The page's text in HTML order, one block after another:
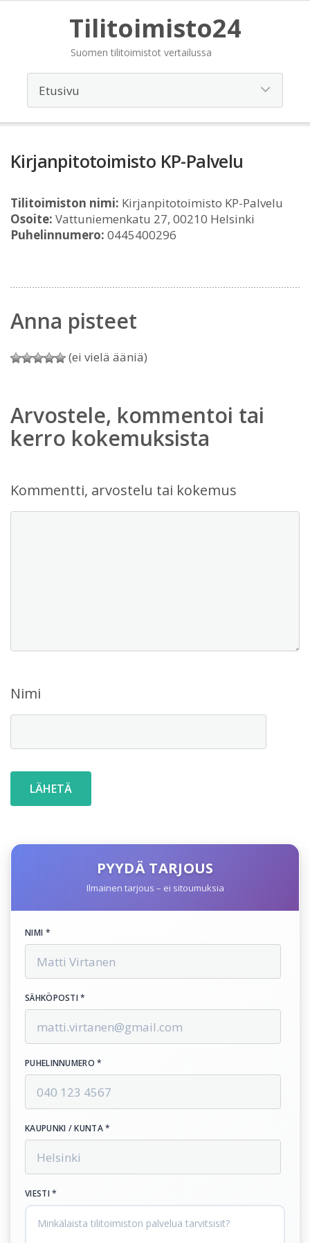
Tilitoimisto24
Suomen tilitoimistot vertailussa
Kirjanpitotoimisto KP-Palvelu
Tilitoimiston nimi: Kirjanpitotoimisto KP-Palvelu
Osoite: Vattuniemenkatu 27, 00210 Helsinki
Puhelinnumero: 0445400296
Anna pisteet
(ei vielä ääniä)
Arvostele, kommentoi tai
kerro kokemuksista
Kommentti, arvostelu tai kokemus
Nimi
PYYDÄ TARJOUS
Ilmainen tarjous – ei sitoumuksia
NIMI *
SÄHKÖPOSTI *
PUHELINNUMERO *
KAUPUNKI / KUNTA *
VIESTI *